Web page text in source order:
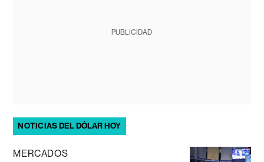
PUBLICIDAD
NOTICIAS DEL DÓLAR HOY
MERCADOS